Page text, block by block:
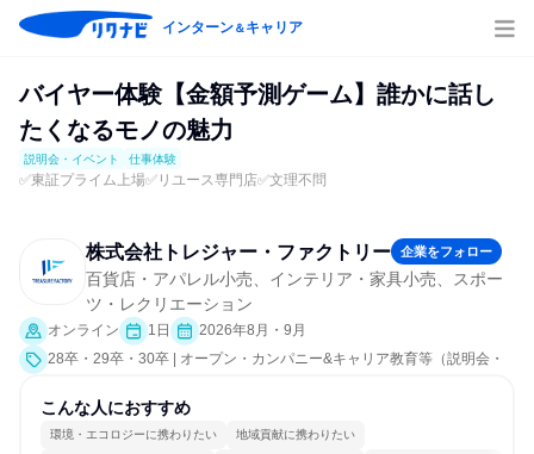
インターン＆キャリア
バイヤー体験【金額予測ゲーム】誰かに話し
たくなるモノの魅力
説明会・イベント 仕事体験
✅東証プライム上場✅リユース専門店✅文理不問
株式会社トレジャー・ファクトリー 企業をフォロー
百貨店・アパレル小売、インテリア・家具小売、スポー
ツ・レクリエーション
オンライン 1日
2026年8月・9月
28卒・29卒・30卒 | オープン・カンパニー&キャリア教育等（説明会・
こんな人におすすめ
環境・エコロジーに携わりたい 地域貢献に携わりたい